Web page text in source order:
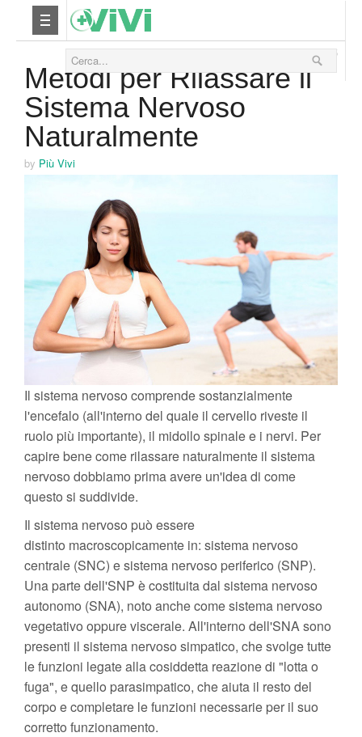
Yoga
Fitness
Relax
Viaggi & Vacanze
19 Novembre 2015
Metodi per Rilassare il
Sistema Nervoso
Naturalmente
by Più Vivi
Il sistema nervoso comprende sostanzialmente
l'encefalo (all'interno del quale il cervello riveste il
ruolo più importante), il midollo spinale e i nervi. Per
capire bene come rilassare naturalmente il sistema
nervoso dobbiamo prima avere un'idea di come
questo si suddivide.
Il sistema nervoso può essere
distinto macroscopicamente in: sistema nervoso
centrale (SNC) e sistema nervoso periferico (SNP).
Una parte dell'SNP è costituita dal sistema nervoso
autonomo (SNA), noto anche come sistema nervoso
vegetativo oppure viscerale. All'interno dell'SNA sono
presenti il sistema nervoso simpatico, che svolge tutte
le funzioni legate alla cosiddetta reazione di "lotta o
fuga", e quello parasimpatico, che aiuta il resto del
corpo e completare le funzioni necessarie per il suo
corretto funzionamento.